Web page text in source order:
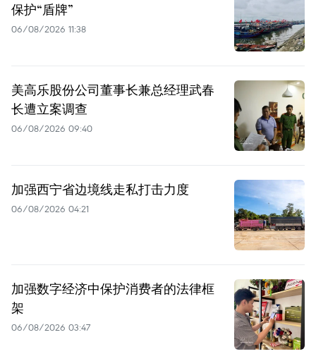
保护“盾牌”
06/08/2026 11:38
美高乐股份公司董事长兼总经理武春
长遭立案调查
06/08/2026 09:40
加强西宁省边境线走私打击力度
06/08/2026 04:21
加强数字经济中保护消费者的法律框
架
06/08/2026 03:47